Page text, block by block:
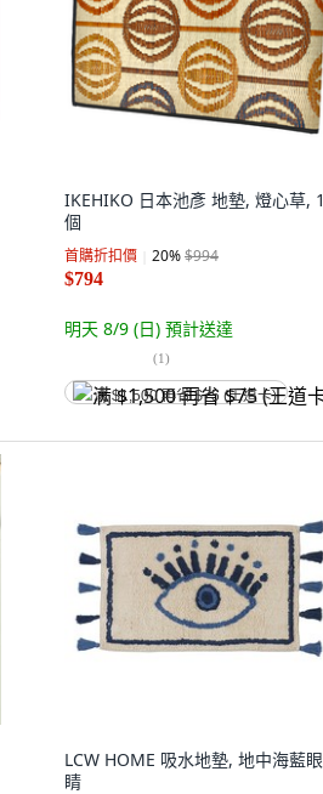
IKEHIKO 日本池彥 地墊, 燈心草, 1
個
首購折扣價 20%$994
$794
明天 8/9 (日) 預計送達
(1)
满 $1,500 再省 $75 (王道卡)
LCW HOME 吸水地墊, 地中海藍眼
睛